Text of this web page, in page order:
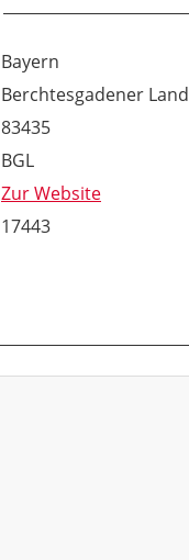
Bayern
Berchtesgadener Land
83435
BGL
Zur Website
17443